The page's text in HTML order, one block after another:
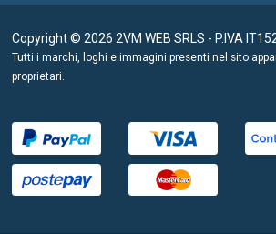
Copyright © 2026 2VM WEB SRLS - P.IVA
Tutti i marchi, loghi e immagini presenti nel sito
proprietari.